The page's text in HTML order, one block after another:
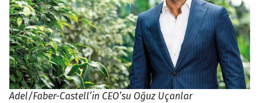
Adel/Faber-Castell’in CEO’su Oğuz Uçanlar